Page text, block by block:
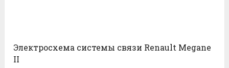
Электросхема системы связи Renault Megane
II